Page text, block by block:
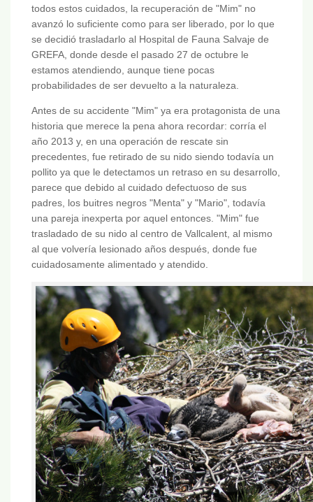
todos estos cuidados, la recuperación de "Mim" no
avanzó lo suficiente como para ser liberado, por lo que
se decidió trasladarlo al Hospital de Fauna Salvaje de
GREFA, donde desde el pasado 27 de octubre le
estamos atendiendo, aunque tiene pocas
probabilidades de ser devuelto a la naturaleza.
Antes de su accidente "Mim" ya era protagonista de una
historia que merece la pena ahora recordar: corría el
año 2013 y, en una operación de rescate sin
precedentes, fue retirado de su nido siendo todavía un
pollito ya que le detectamos un retraso en su desarrollo,
parece que debido al cuidado defectuoso de sus
padres, los buitres negros "Menta" y "Mario", todavía
una pareja inexperta por aquel entonces. "Mim" fue
trasladado de su nido al centro de Vallcalent, al mismo
al que volvería lesionado años después, donde fue
cuidadosamente alimentado y atendido.